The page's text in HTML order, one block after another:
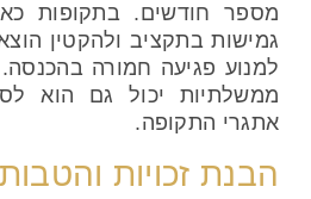
מספר חודשים. בתקופות
גמישות בתקציב ולהקטין
למנוע פגיעה חמורה בהכנסה.
ממשלתיות יכול גם הוא
אתגרי התקופה.
הבנת זכויות והטבות